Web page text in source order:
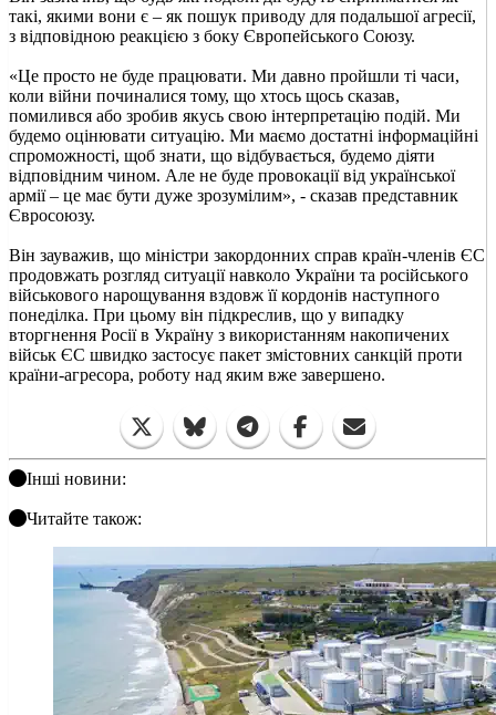
такі, якими вони є – як пошук приводу для подальшої агресії,
з відповідною реакцією з боку Європейського Союзу.
«Це просто не буде працювати. Ми давно пройшли ті часи,
коли війни починалися тому, що хтось щось сказав,
помилився або зробив якусь свою інтерпретацію подій. Ми
будемо оцінювати ситуацію. Ми маємо достатні інформаційні
спроможності, щоб знати, що відбувається, будемо діяти
відповідним чином. Але не буде провокації від української
армії – це має бути дуже зрозумілим», - сказав представник
Євросоюзу.
Він зауважив, що міністри закордонних справ країн-членів ЄС
продовжать розгляд ситуації навколо України та російського
військового нарощування вздовж її кордонів наступного
понеділка. При цьому він підкреслив, що у випадку
вторгнення Росії в Україну з використанням накопичених
військ ЄС швидко застосує пакет змістовних санкцій проти
країни-агресора, роботу над яким вже завершено.
Інші новини:
Читайте також: